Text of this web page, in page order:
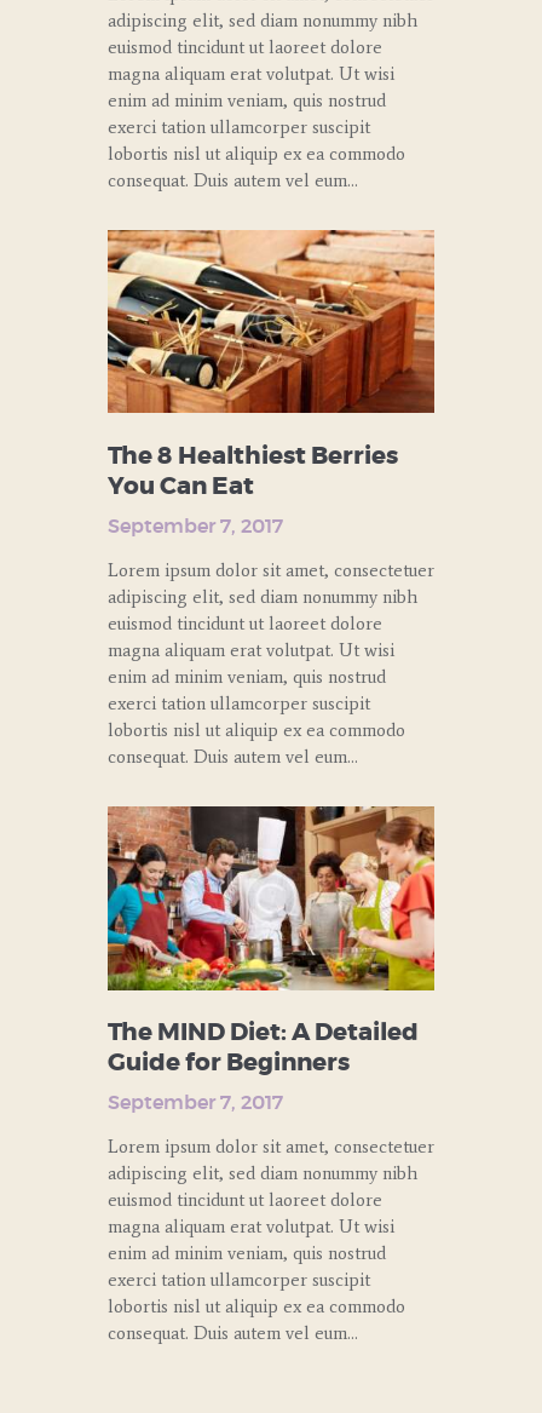
adipiscing elit, sed diam nonummy nibh
euismod tincidunt ut laoreet dolore
magna aliquam erat volutpat. Ut wisi
enim ad minim veniam, quis nostrud
exerci tation ullamcorper suscipit
lobortis nisl ut aliquip ex ea commodo
consequat. Duis autem vel eum…
The 8 Healthiest Berries
You Can Eat
September 7, 2017
Lorem ipsum dolor sit amet, consectetuer
adipiscing elit, sed diam nonummy nibh
euismod tincidunt ut laoreet dolore
magna aliquam erat volutpat. Ut wisi
enim ad minim veniam, quis nostrud
exerci tation ullamcorper suscipit
lobortis nisl ut aliquip ex ea commodo
consequat. Duis autem vel eum…
The MIND Diet: A Detailed
Guide for Beginners
September 7, 2017
Lorem ipsum dolor sit amet, consectetuer
adipiscing elit, sed diam nonummy nibh
euismod tincidunt ut laoreet dolore
magna aliquam erat volutpat. Ut wisi
enim ad minim veniam, quis nostrud
exerci tation ullamcorper suscipit
lobortis nisl ut aliquip ex ea commodo
consequat. Duis autem vel eum…